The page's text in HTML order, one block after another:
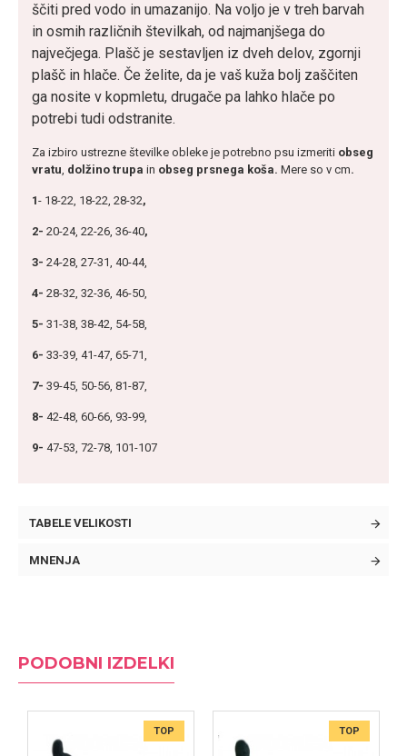
ščiti pred vodo in umazanijo. Na voljo je v treh barvah
in osmih različnih številkah, od najmanjšega do
največjega. Plašč je sestavljen iz dveh delov, zgornji
plašč in hlače. Če želite, da je vaš kuža bolj zaščiten
ga nosite v kopmletu, drugače pa lahko hlače po
potrebi tudi odstranite.
Za izbiro ustrezne številke obleke je potrebno psu izmeriti obseg
vratu, dolžino trupa in obseg prsnega koša. Mere so v cm.
1- 18-22, 18-22, 28-32,
2- 20-24, 22-26, 36-40,
3- 24-28, 27-31, 40-44,
4- 28-32, 32-36, 46-50,
5- 31-38, 38-42, 54-58,
6- 33-39, 41-47, 65-71,
7- 39-45, 50-56, 81-87,
8- 42-48, 60-66, 93-99,
9- 47-53, 72-78, 101-107
TABELE VELIKOSTI
MNENJA
PODOBNI IZDELKI
TOP TOP